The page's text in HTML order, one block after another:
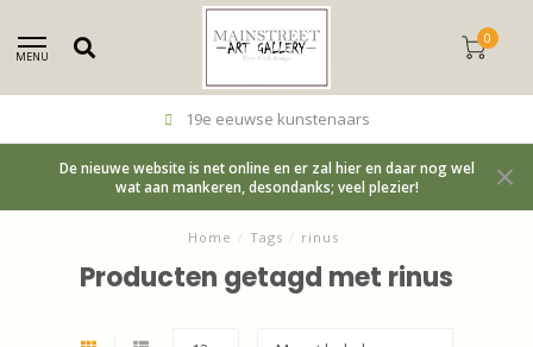
MENU
0
19e eeuwse kunstenaars
De nieuwe website is net online en er zal hier en daar nog wel
wat aan mankeren, desondanks; veel plezier!
Home / Tags / rinus
Producten getagd met rinus